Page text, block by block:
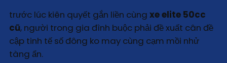
trước lúc kiên quyết gắn liền cùng xe elite 50cc
cũ, người trong gia đình buộc phải đề xuất cân đề
cập tinh tế số đông ko may cùng cạm mồi nhử
tàng ẩn.